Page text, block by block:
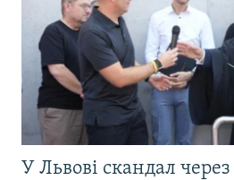
У Львові скандал через